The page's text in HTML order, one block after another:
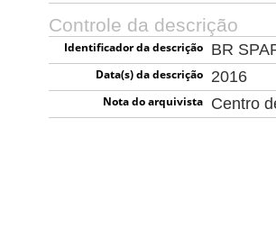
Controle da descrição
Identificador da descrição BR
Data(s) da descrição 2016
Nota do arquivista Centro